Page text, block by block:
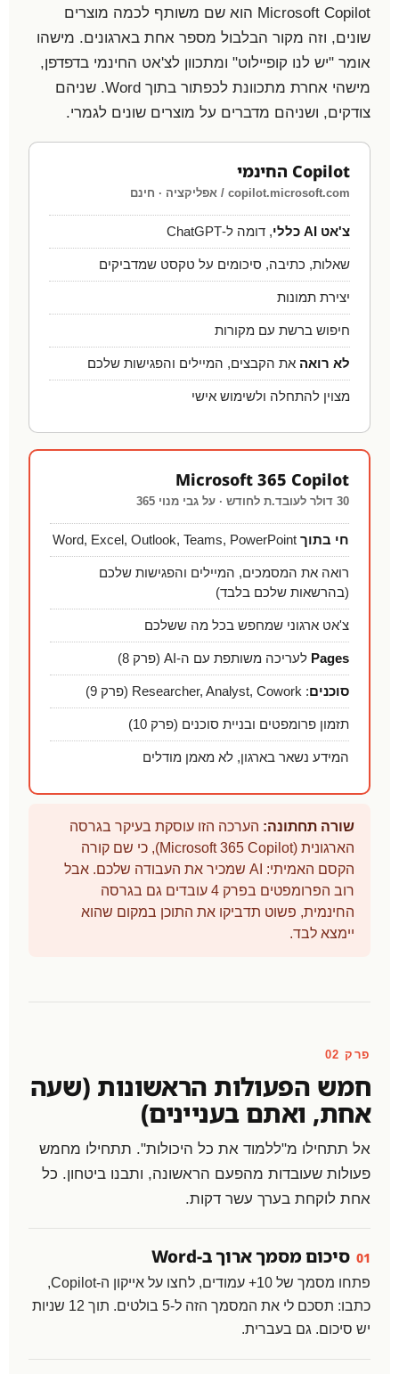
Microsoft Copilot הוא שם משותף לכמה מוצרים
שונים, וזה מקור הבלבול מספר אחת בארגונים. מישהו
אומר "יש לנו קופיילוט" ומתכוון לצ'אט החינמי בדפדפן,
מישהי אחרת מתכוונת לכפתור בתוך Word. שניהם
צודקים, ושניהם מדברים על מוצרים שונים לגמרי.
Copilot החינמי
copilot.microsoft.com / אפליקציה · חינם
צ'אט AI כללי , דומה ל-ChatGPT
שאלות, כתיבה, סיכומים על טקסט שמדביקים
יצירת תמונות
חיפוש ברשת עם מקורות
לא רואה את הקבצים, המיילים והפגישות שלכם
מצוין להתחלה ולשימוש אישי
Microsoft 365 Copilot
30 דולר לעובד.ת לחודש · על גבי מנוי 365
חי בתוך
רואה את המסמכים, המיילים והפגישות שלכם
(בהרשאות שלכם בלבד)
צ'אט ארגוני שמחפש בכל מה ששלכם
Pages לעריכה משותפת עם ה-AI (פרק 8)
סוכנים: Researcher, Analyst, Cowork (פרק 9)
תזמון פרומפטים ובניית סוכנים (פרק 10)
המידע נשאר בארגון, לא מאמן מודלים
שורה תחתונה: הערכה הזו עוסקת בעיקר בגרסה
הארגונית (Microsoft 365 Copilot), כי שם קורה
הקסם האמיתי: AI שמכיר את העבודה שלכם. אבל
רוב הפרומפטים בפרק 4 עובדים גם בגרסה
החינמית, פשוט תדביקו את התוכן במקום שהוא
יימצא לבד.
פרק 02
חמש הפעולות הראשונות (שעה
אחת, ואתם בעניינים)
אל תתחילו מ"ללמוד את כל היכולות". תתחילו מחמש
פעולות שעובדות מהפעם הראשונה, ותבנו ביטחון. כל
אחת לוקחת בערך עשר דקות.
01 סיכום מסמך ארוך ב-Word
פתחו מסמך של 10+ עמודים, לחצו על אייקון ה-Copilot,
כתבו: תסכם לי את המסמך הזה ל-5 בולטים. תוך 12 שניות
יש סיכום. גם בעברית.